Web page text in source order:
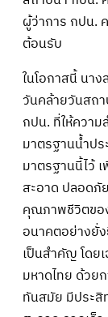
ผู้ว่าการ กปน.
ต้อนรับ
ในโอกาสนี้ นา
วันคล้ายวันสถ
กปน. ที่ให้ควา
มาตรฐานน้ำป
มาตรฐานนี้ไว้
สะอาด ปลอดภั
คุณภาพชีวิตขอ
อนาคตอย่างยั่
เป็นสำคัญ โดย
มหาดไทย ด้วย
ทันสมัย มีประสิ